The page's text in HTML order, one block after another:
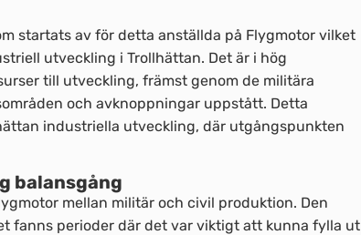
startats av för detta anställda på Flygmotor vilket
utveckling i Trollhättan. Det är i hög
till utveckling, främst genom de militära
och avknoppningar uppstått. Detta
industriella utveckling, där utgångspunkten
balansgång
mellan militär och civil produktion. Den
fanns perioder där det var viktigt att kunna fylla ut